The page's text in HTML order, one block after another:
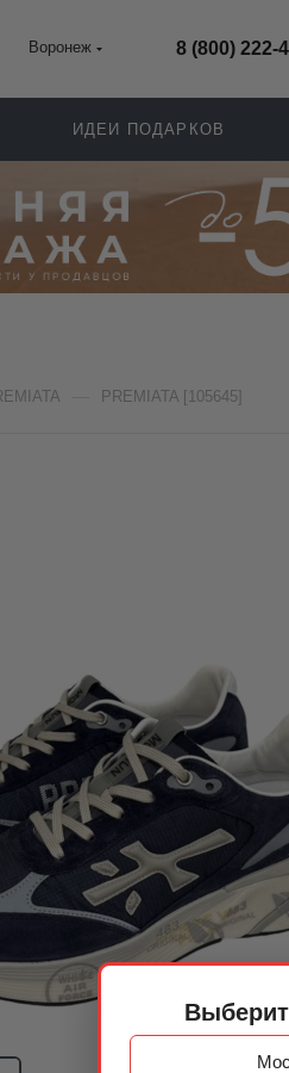
Воронеж 8 (800) 222-
ИДЕИ ПОДАРКОВ
PREMIATA [105645]